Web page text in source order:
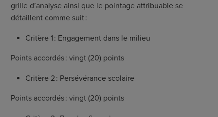
grille d’analyse ainsi que le pointage attribuable se
détaillent comme suit :
Critère 1 : Engagement dans le milieu
Points accordés : vingt (20) points
Critère 2 : Persévérance scolaire
Points accordés : vingt (20) points